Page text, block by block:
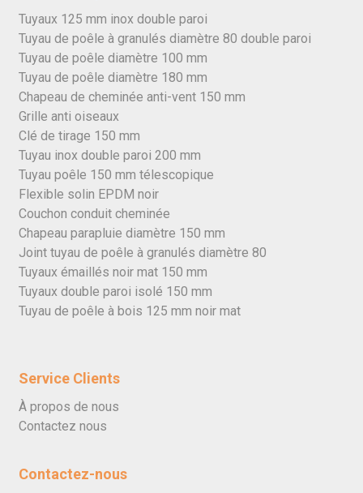
Tuyaux 125 mm inox double paroi
Tuyau de poêle à granulés diamètre 80 double paroi
Tuyau de poêle diamètre 100 mm
Tuyau de poêle diamètre 180 mm
Chapeau de cheminée anti-vent 150 mm
Grille anti oiseaux
Clé de tirage 150 mm
Tuyau inox double paroi 200 mm
Tuyau poêle 150 mm télescopique
Flexible solin EPDM noir
Couchon conduit cheminée
Chapeau parapluie diamètre 150 mm
Joint tuyau de poêle à granulés diamètre 80
Tuyaux émaillés noir mat 150 mm
Tuyaux double paroi isolé 150 mm
Tuyau de poêle à bois 125 mm noir mat
Service Clients
À propos de nous
Contactez nous
Contactez-nous